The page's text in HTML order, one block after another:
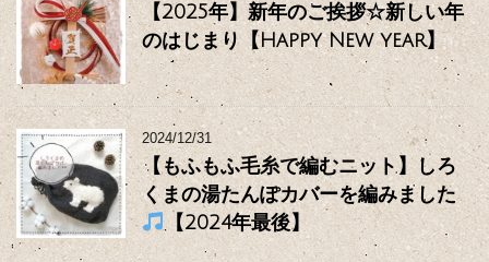
【2025年】新年のご挨拶☆新しい年
のはじまり【Happy New year】
2024/12/31
【もふもふ毛糸で編むニット】しろ
くまの湯たんぽカバーを編みました
【2024年最後】